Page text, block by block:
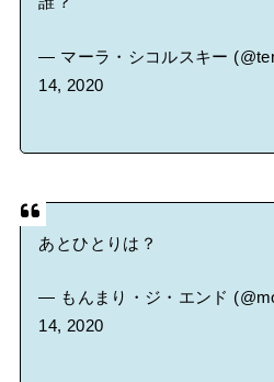
— マーラ・シコルスキー
14, 2020
あとひとりは？
— もんまり・ジ・エンド
14, 2020